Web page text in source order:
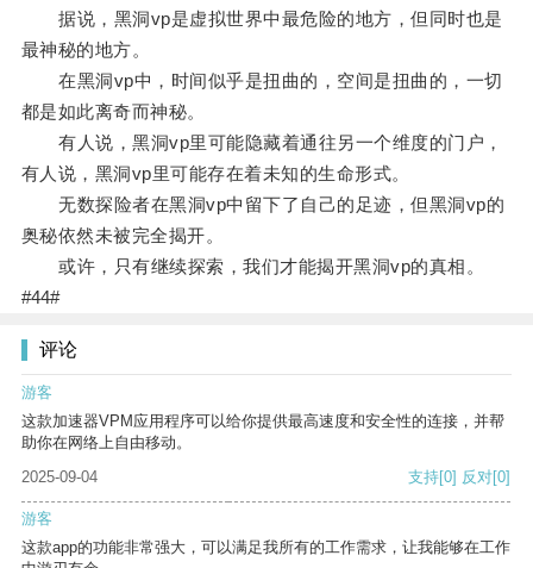
据说，黑洞vp是虚拟世界中最危险的地方，但同时也是
最神秘的地方。
在黑洞vp中，时间似乎是扭曲的，空间是扭曲的，一切
都是如此离奇而神秘。
有人说，黑洞vp里可能隐藏着通往另一个维度的门户，
有人说，黑洞vp里可能存在着未知的生命形式。
无数探险者在黑洞vp中留下了自己的足迹，但黑洞vp的
奥秘依然未被完全揭开。
或许，只有继续探索，我们才能揭开黑洞vp的真相。
#44#
评论
游客
这款加速器VPM应用程序可以给你提供最高速度和安全性的连接，并帮
助你在网络上自由移动。
2025-09-04
支持[0] 反对[0]
游客
这款app的功能非常强大，可以满足我所有的工作需求，让我能够在工作